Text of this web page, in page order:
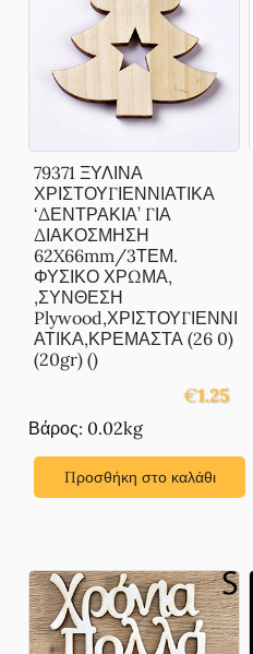
79371 ΞΥΛΙΝΑ
ΧΡΙΣΤΟΥΓΙΕΝΝΙΑΤΙΚΑ
‘ΔΕΝΤΡΑΚΙΑ’ ΓΙΑ
ΔΙΑΚΟΣΜΗΣΗ
62X66mm/3ΤΕΜ.
ΦΥΣΙΚΟ ΧΡΩΜΑ,
,ΣΥΝΘΕΣΗ
Plywood,ΧΡΙΣΤΟΥΓΙΕΝΝΙ
ΑΤΙΚΑ,ΚΡΕΜΑΣΤΑ (26 0)
(20gr) ()
€1.25
Βάρος: 0.02kg
Προσθήκη στο καλάθι